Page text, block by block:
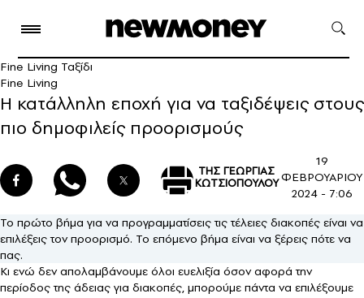
Fine Living Ταξίδι
Fine Living
H κατάλληλη εποχή για να ταξιδέψεις στους
πιο δημοφιλείς προορισμούς
ΤΗΣ ΓΕΩΡΓΙΑΣ
ΚΩΤΣΙΟΠΟΥΛΟΥ
19
ΦΕΒΡΟΥΑΡΙΟΥ
2024 - 7:06
Το πρώτο βήμα για να προγραμματίσεις τις τέλειες διακοπές είναι να
επιλέξεις τον προορισμό. Το επόμενο βήμα είναι να ξέρεις πότε να
πας.
Κι ενώ δεν απολαμβάνουμε όλοι ευελιξία όσον αφορά την
περίοδος της άδειας για διακοπές, μπορούμε πάντα να επιλέξουμε